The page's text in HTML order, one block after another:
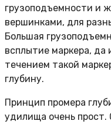
грузоподъемности и
вершинками, для
Большая
всплытие маркера, да
течением такой
глубину.
Принцип промера
удилища очень прост.